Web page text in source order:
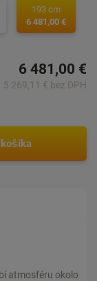
193 cm
6 481,00 €
6 481,00 €
5 269,11 € bez DPH
Vložiť do košíka
atmosféru okolo